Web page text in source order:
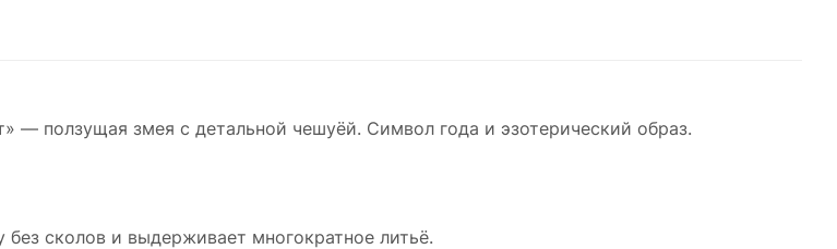
ползущая змея с детальной чешуёй. Символ года и эзотерический образ.
сколов и выдерживает многократное литьё.